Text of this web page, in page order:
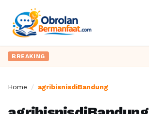
BREAKING
Home / agribisnisdiBandung